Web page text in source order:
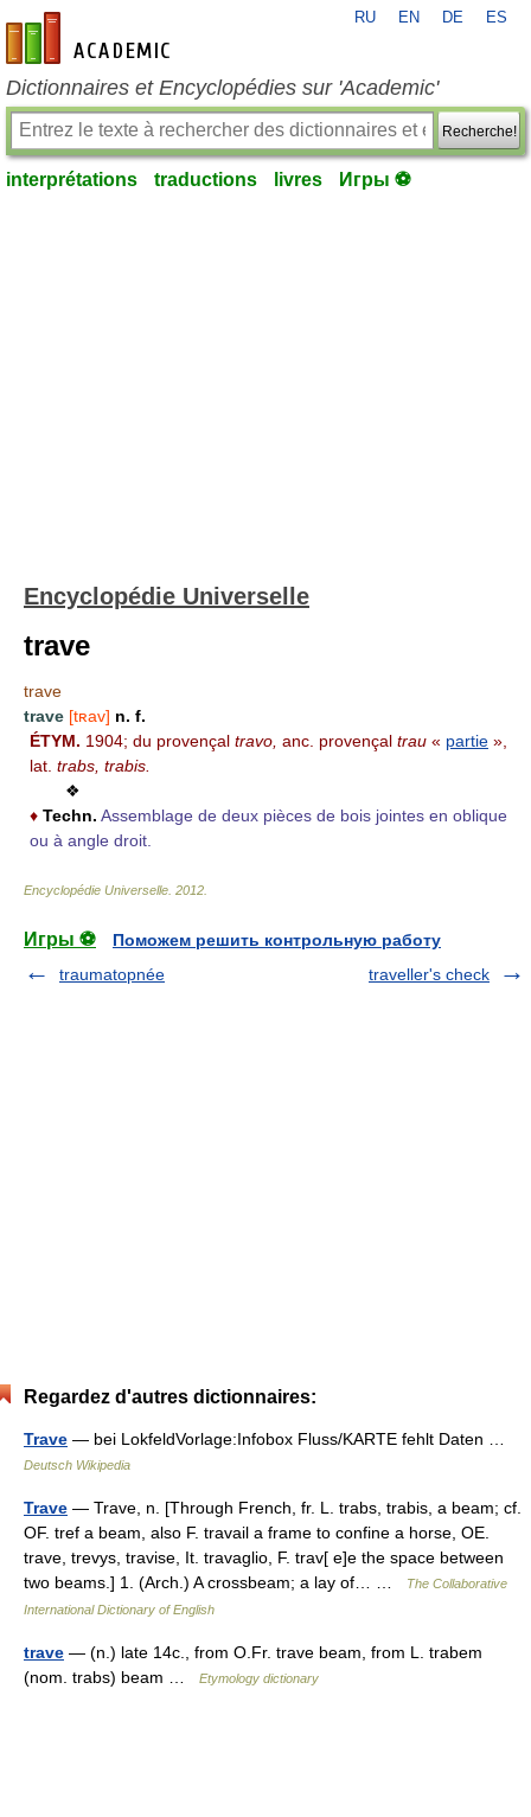
fr-academic.com
RU EN DE ES
Dictionnaires et Encyclopédies sur 'Academic'
Recherche!
interprétations traductions livres Игры ⚽
Encyclopédie Universelle
trave
trave
trave [tʀav] n. f.
ÉTYM. 1904; du provençal travo, anc. provençal trau « partie »,
lat. trabs, trabis.
❖
♦ Techn. Assemblage de deux pièces de bois jointes en oblique
ou à angle droit.
Encyclopédie Universelle 2012
Игры ⚽
Поможем решить контрольную работу
traumatopnée
traveller's check
Regardez d'autres dictionnaires:
Trave — bei LokfeldVorlage:Infobox Fluss/KARTE fehlt Daten …
Deutsch Wikipedia
Trave — Trave, n. [Through French, fr. L. trabs, trabis, a beam; cf.
OF. tref a beam, also F. travail a frame to confine a horse, OE.
trave, trevys, travise, It. travaglio, F. trav[ e]e the space between
two beams.] 1. (Arch.) A crossbeam; a lay of… …
The Collaborative
International Dictionary of English
trave — (n.) late 14c., from O.Fr. trave beam, from L. trabem
(nom. trabs) beam …
Etymology dictionary